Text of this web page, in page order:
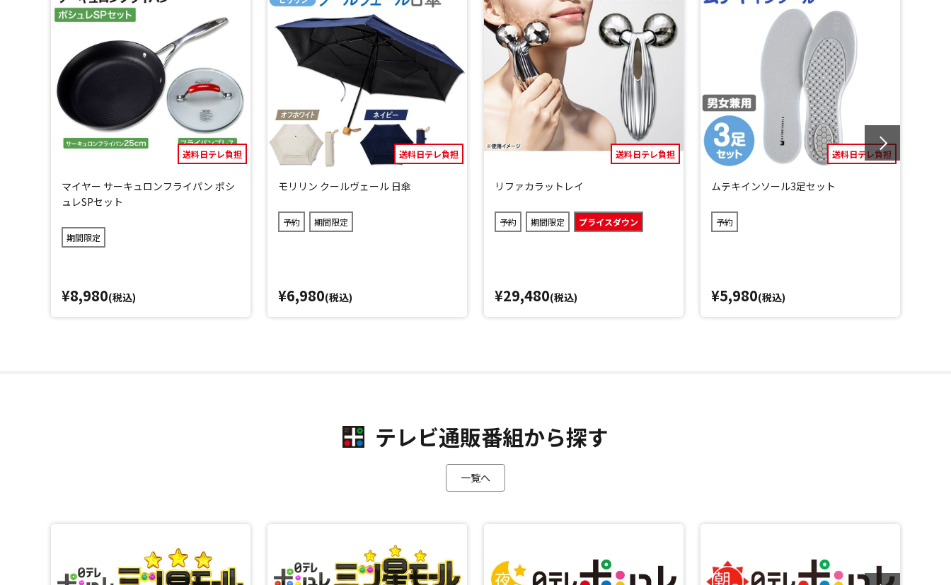
送料日テレ負担
マイヤー サーキュロンフライパン ポシ
ュレSPセット
期間限定
¥8,980(税込)
送料日テレ負担
モリリン クールヴェール 日傘
予約 期間限定
¥6,980(税込)
送料日テレ負担
リファカラットレイ
予約 期間限定 プライスダウン
¥29,480(税込)
送料日テレ負担
ムテキインソール3足セット
予約
¥5,980(税込)
テレビ通販番組から探す
一覧へ